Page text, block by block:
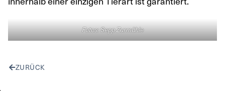
Fotos: Sepp Zurmühle
ZURÜCK